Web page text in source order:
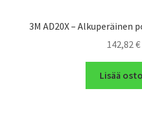
3M AD20X –
142,82€
Lisää